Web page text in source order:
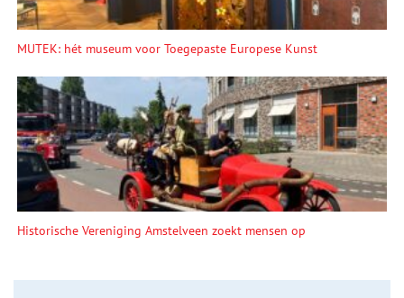
MUTEK: hét museum voor Toegepaste Europese Kunst
Historische Vereniging Amstelveen zoekt mensen op